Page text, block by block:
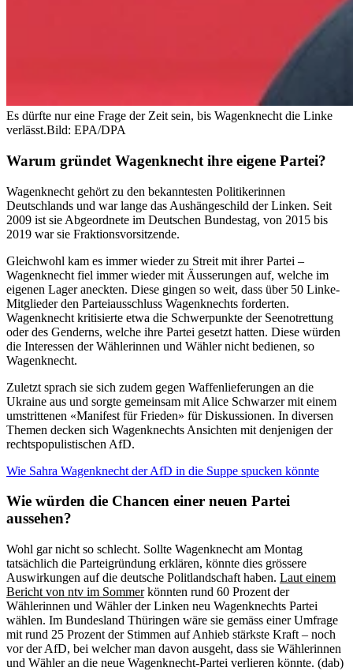
Es dürfte nur eine Frage der Zeit sein, bis Wagenknecht die Linke
verlässt.Bild: EPA/DPA
Warum gründet Wagenknecht ihre eigene Partei?
Wagenknecht gehört zu den bekanntesten Politikerinnen
Deutschlands und war lange das Aushängeschild der Linken. Seit
2009 ist sie Abgeordnete im Deutschen Bundestag, von 2015 bis
2019 war sie Fraktionsvorsitzende.
Gleichwohl kam es immer wieder zu Streit mit ihrer Partei –
Wagenknecht fiel immer wieder mit Äusserungen auf, welche im
eigenen Lager aneckten. Diese gingen so weit, dass über 50 Linke-
Mitglieder den Parteiausschluss Wagenknechts forderten.
Wagenknecht kritisierte etwa die Schwerpunkte der Seenotrettung
oder des Genderns, welche ihre Partei gesetzt hatten. Diese würden
die Interessen der Wählerinnen und Wähler nicht bedienen, so
Wagenknecht.
Zuletzt sprach sie sich zudem gegen Waffenlieferungen an die
Ukraine aus und sorgte gemeinsam mit Alice Schwarzer mit einem
umstrittenen «Manifest für Frieden» für Diskussionen. In diversen
Themen decken sich Wagenknechts Ansichten mit denjenigen der
rechtspopulistischen AfD.
Wie Sahra Wagenknecht der AfD in die Suppe spucken könnte
Wie würden die Chancen einer neuen Partei
aussehen?
Wohl gar nicht so schlecht. Sollte Wagenknecht am Montag
tatsächlich die Parteigründung erklären, könnte dies grössere
Auswirkungen auf die deutsche Politlandschaft haben. Laut einem
Bericht von ntv im Sommerkönnten rund 60 Prozent der
Wählerinnen und Wähler der Linken neu Wagenknechts Partei
wählen. Im Bundesland Thüringen wäre sie gemäss einer Umfrage
mit rund 25 Prozent der Stimmen auf Anhieb stärkste Kraft – noch
vor der AfD, bei welcher man davon ausgeht, dass sie Wählerinnen
und Wähler an die neue Wagenknecht-Partei verlieren könnte. (dab)